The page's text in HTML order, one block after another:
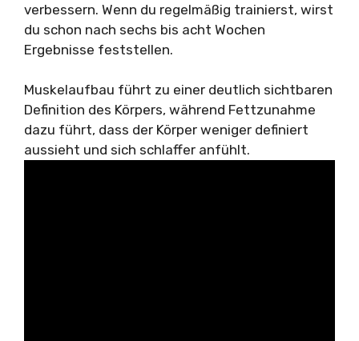
verbessern. Wenn du regelmäßig trainierst, wirst
du schon nach sechs bis acht Wochen
Ergebnisse feststellen.
Muskelaufbau führt zu einer deutlich sichtbaren
Definition des Körpers, während Fettzunahme
dazu führt, dass der Körper weniger definiert
aussieht und sich schlaffer anfühlt.